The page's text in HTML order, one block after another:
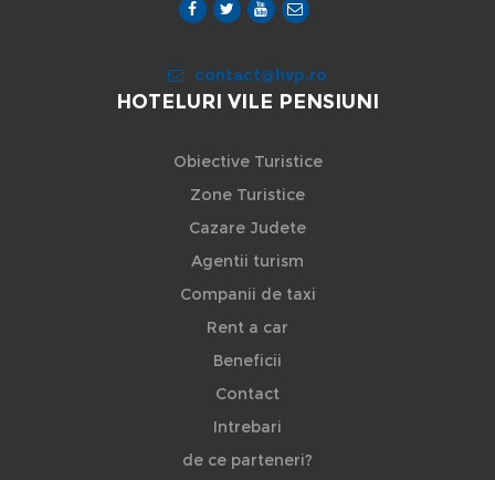
contact@hvp.ro
HOTELURI VILE PENSIUNI
Obiective Turistice
Zone Turistice
Cazare Judete
Agentii turism
Companii de taxi
Rent a car
Beneficii
Contact
Intrebari
de ce parteneri?